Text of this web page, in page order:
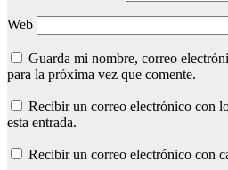
Web
Guarda mi nombre, correo
para la próxima vez que comente.
Recibir un correo electrónico con
esta entrada.
Recibir un correo electrónico con